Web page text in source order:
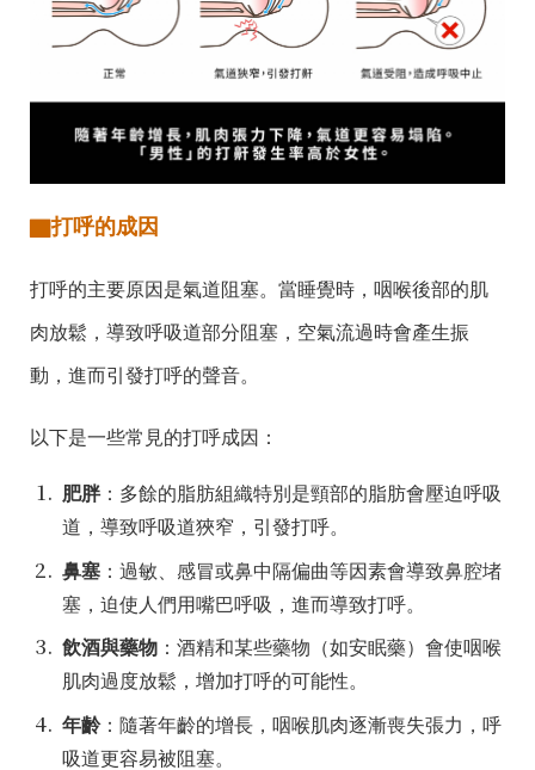
▇打呼的成因
打呼的主要原因是氣道阻塞。當睡覺時，咽喉後部的肌
肉放鬆，導致呼吸道部分阻塞，空氣流過時會產生振
動， 進而引發打呼的聲音。
以下是一些常見的打呼成因：
肥胖：多餘的脂肪組織特別是頸部的脂肪會壓迫呼吸
道，導致呼吸道狹窄，引發打呼。
鼻塞：過敏、感冒或鼻中隔偏曲等因素會導致鼻腔堵
塞，迫使人們用嘴巴呼吸，進而導致打呼。
飲酒與藥物：酒精和某些藥物（如安眠藥）會使咽喉
肌肉過度放鬆，增加打呼的可能性。
年齡：隨著年齡的增長，咽喉肌肉逐漸喪失張力，呼
吸道更容易被阻塞。